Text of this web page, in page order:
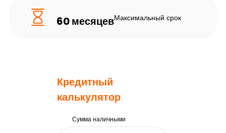
60 месяцевМаксимальный срок
Кредитный
калькулятор
Сумма наличными